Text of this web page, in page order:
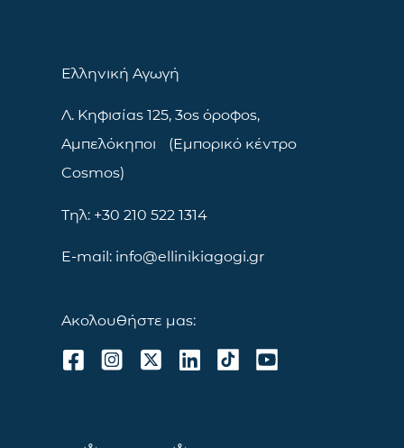
Ελληνική Αγωγή
Λ. Κηφισίας 125, 3ος όροφος,
Αμπελόκηποι (Εμπορικό κέντρο
Cosmos)
Τηλ: +30 210 522 1314
E-mail: info@ellinikiagogi.gr
Ακολουθήστε μας: